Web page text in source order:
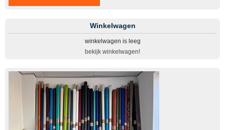
Winkelwagen
winkelwagen is leeg
bekijk winkelwagen!